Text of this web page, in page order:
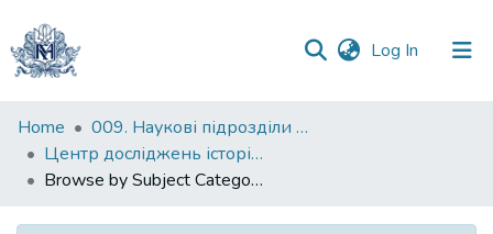
Log In (current)
Communities
&
Collections
All of DSpace
Home
009. Наукові підрозділи НаУКМА
Центр досліджень історії та культури східноєвропейського єврейства
Browse by Subject Category